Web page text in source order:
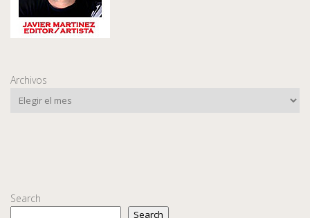
Archivos
Search
Search